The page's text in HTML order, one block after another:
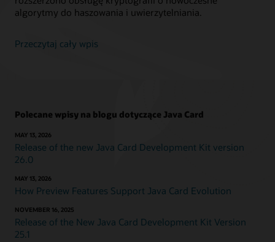
algorytmy do haszowania i uwierzytelniania.
Przeczytaj cały wpis
Polecane wpisy na blogu dotyczące Java Card
MAY 13, 2026
Release of the new Java Card Development Kit version
26.0
MAY 13, 2026
How Preview Features Support Java Card Evolution
NOVEMBER 16, 2025
Release of the New Java Card Development Kit Version
25.1